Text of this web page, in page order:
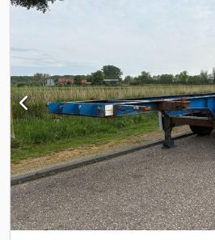
assen: BPW Remmen: trommelremmen
gewicht: 7.290 kg Laadvermogen: